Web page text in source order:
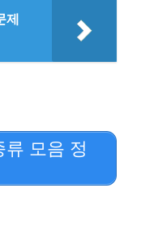
제
모음 정